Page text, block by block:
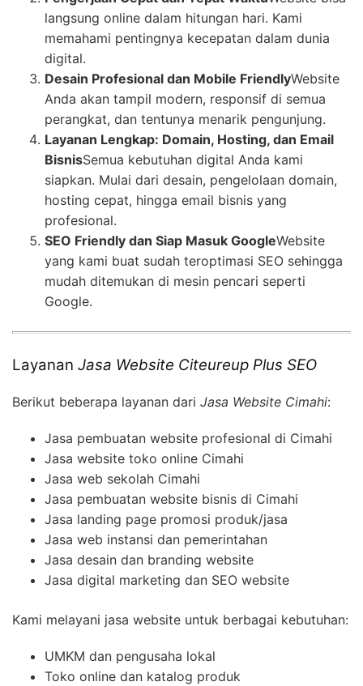
langsung online dalam hitungan hari. Kami
memahami pentingnya kecepatan dalam dunia
digital.
Desain Profesional dan Mobile FriendlyWebsite
Anda akan tampil modern, responsif di semua
perangkat, dan tentunya menarik pengunjung.
Layanan Lengkap: Domain, Hosting, dan Email
BisnisSemua kebutuhan digital Anda kami
siapkan. Mulai dari desain, pengelolaan domain,
hosting cepat, hingga email bisnis yang
profesional.
SEO Friendly dan Siap Masuk GoogleWebsite
yang kami buat sudah teroptimasi SEO sehingga
mudah ditemukan di mesin pencari seperti
Google.
Layanan Jasa Website Citeureup Plus SEO
Berikut beberapa layanan dari Jasa Website Cimahi:
Jasa pembuatan website profesional di Cimahi
Jasa website toko online Cimahi
Jasa web sekolah Cimahi
Jasa pembuatan website bisnis di Cimahi
Jasa landing page promosi produk/jasa
Jasa web instansi dan pemerintahan
Jasa desain dan branding website
Jasa digital marketing dan SEO website
Kami melayani jasa website untuk berbagai kebutuhan:
UMKM dan pengusaha lokal
Toko online dan katalog produk